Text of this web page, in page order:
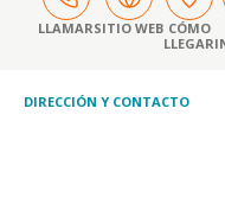
LLAMARSITIO WEB CÓMO
LLEGAR
DIRECCIÓN Y CONTACTO